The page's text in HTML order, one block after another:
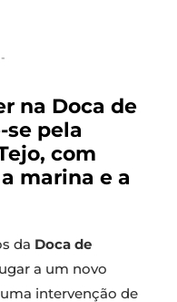
na Doca de
pela
com
marina e a
da Doca de
a um novo
intervenção de